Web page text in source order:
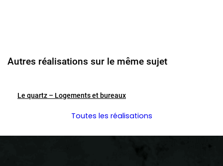
Autres réalisations sur le même sujet
Le quartz – Logements et bureaux
Toutes les réalisations